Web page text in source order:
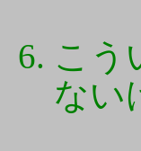
こう
ない